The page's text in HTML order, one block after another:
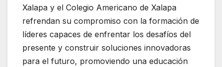
Xalapa y el Colegio Americano de Xalapa
refrendan su compromiso con la formación de
líderes capaces de enfrentar los desafíos del
presente y construir soluciones innovadoras
para el futuro, promoviendo una educación